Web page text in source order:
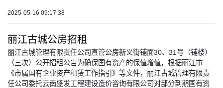
2025-05-16 09:17:38
丽江古城公房招租
丽江古城管理有限责任公司直管公房新义街铺面30、31号（铺楼）
（三次）公开招租公告为确保国有资产的保值增值，根据丽江市
《市属国有企业资产租赁工作指引》等文件，丽江古城管理有限责
任公司委托云南盛发工程建设造价咨询有限公司对部分到期国有资